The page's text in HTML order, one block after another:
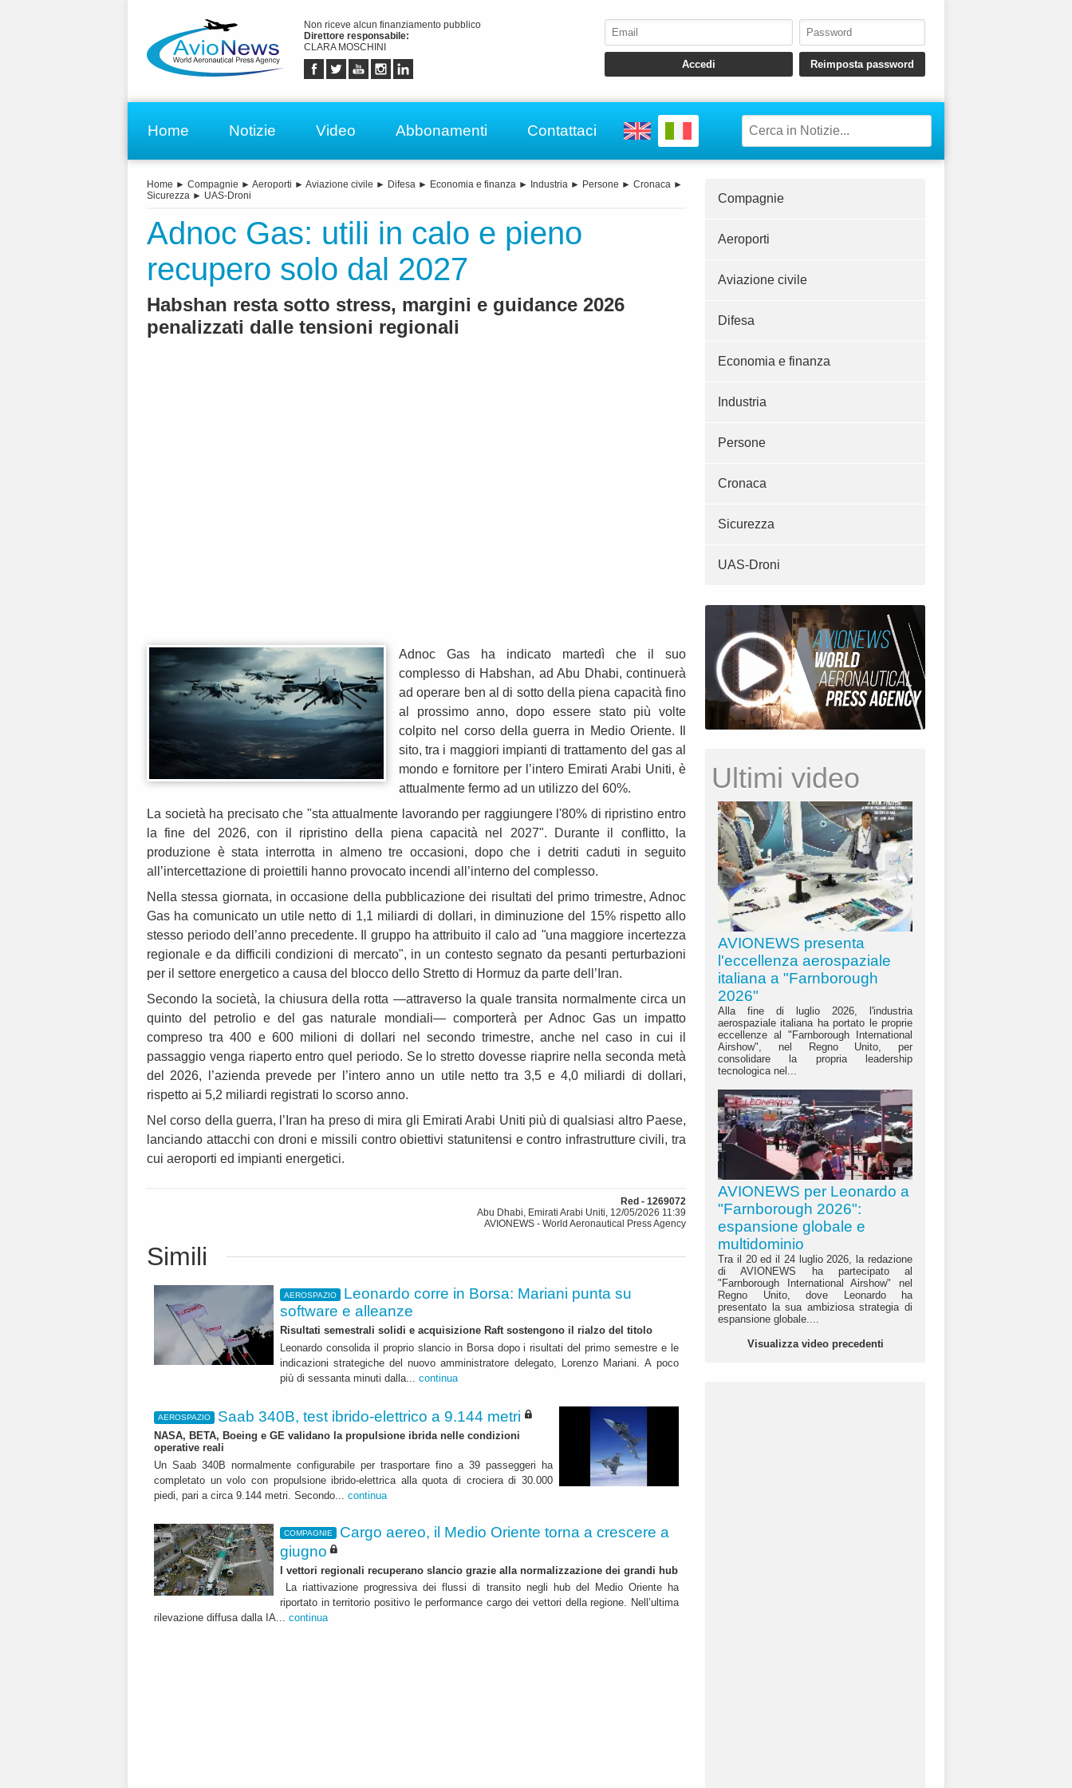
Non riceve alcun finanziamento pubblico
Direttore responsabile:
CLARA MOSCHINI
Home Notizie Video Abbonamenti Contattaci
Home ► Compagnie ► Aeroporti ► Aviazione civile ► Difesa ► Economia e finanza ► Industria ► Persone ► Cronaca ►
Sicurezza ► UAS-Droni
Adnoc Gas: utili in calo e pieno
recupero solo dal 2027
Habshan resta sotto stress, margini e guidance 2026
penalizzati dalle tensioni regionali
Adnoc Gas ha indicato martedì che il suo
complesso di Habshan, ad Abu Dhabi, continuerà
ad operare ben al di sotto della piena capacità fino
al prossimo anno, dopo essere stato più volte
colpito nel corso della guerra in Medio Oriente. Il
sito, tra i maggiori impianti di trattamento del gas al
mondo e fornitore per l’intero Emirati Arabi Uniti, è
attualmente fermo ad un utilizzo del 60%.
La società ha precisato che "sta attualmente lavorando per raggiungere l'80% di ripristino entro
la fine del 2026, con il ripristino della piena capacità nel 2027". Durante il conflitto, la
produzione è stata interrotta in almeno tre occasioni, dopo che i detriti caduti in seguito
all’intercettazione di proiettili hanno provocato incendi all’interno del complesso.
Nella stessa giornata, in occasione della pubblicazione dei risultati del primo trimestre, Adnoc
Gas ha comunicato un utile netto di 1,1 miliardi di dollari, in diminuzione del 15% rispetto allo
stesso periodo dell’anno precedente. Il gruppo ha attribuito il calo ad "una maggiore incertezza
regionale e da difficili condizioni di mercato", in un contesto segnato da pesanti perturbazioni
per il settore energetico a causa del blocco dello Stretto di Hormuz da parte dell’Iran.
Secondo la società, la chiusura della rotta —attraverso la quale transita normalmente circa un
quinto del petrolio e del gas naturale mondiali— comporterà per Adnoc Gas un impatto
compreso tra 400 e 600 milioni di dollari nel secondo trimestre, anche nel caso in cui il
passaggio venga riaperto entro quel periodo. Se lo stretto dovesse riaprire nella seconda metà
del 2026, l’azienda prevede per l’intero anno un utile netto tra 3,5 e 4,0 miliardi di dollari,
rispetto ai 5,2 miliardi registrati lo scorso anno.
Nel corso della guerra, l’Iran ha preso di mira gli Emirati Arabi Uniti più di qualsiasi altro Paese,
lanciando attacchi con droni e missili contro obiettivi statunitensi e contro infrastrutture civili, tra
cui aeroporti ed impianti energetici.
Red - 1269072
Abu Dhabi, Emirati Arabi Uniti, 12/05/2026 11:39
AVIONEWS - World Aeronautical Press Agency
Simili
AEROSPAZIO
Leonardo corre in Borsa: Mariani punta su
software e alleanze
Risultati semestrali solidi e acquisizione Raft sostengono il rialzo del titolo
Leonardo consolida il proprio slancio in Borsa dopo i risultati del primo semestre e le
indicazioni strategiche del nuovo amministratore delegato, Lorenzo Mariani. A poco
più di sessanta minuti dalla... continua
AEROSPAZIO Saab 340B, test ibrido-elettrico a 9.144 metri
NASA, BETA, Boeing e GE validano la propulsione ibrida nelle condizioni
operative reali
Un Saab 340B normalmente configurabile per trasportare fino a 39 passeggeri ha
completato un volo con propulsione ibrido-elettrica alla quota di crociera di 30.000
piedi, pari a circa 9.144 metri. Secondo... continua
COMPAGNIE
Cargo aereo, il Medio Oriente torna a crescere a
giugno
I vettori regionali recuperano slancio grazie alla normalizzazione dei grandi hub
La riattivazione progressiva dei flussi di transito negli hub del Medio Oriente ha
riportato in territorio positivo le performance cargo dei vettori della regione. Nell’ultima
rilevazione diffusa dalla IA... continua
Compagnie
Aeroporti
Aviazione civile
Difesa
Economia e finanza
Industria
Persone
Cronaca
Sicurezza
UAS-Droni
Ultimi video
AVIONEWS presenta
l'eccellenza aerospaziale
italiana a "Farnborough
2026"
Alla fine di luglio 2026, l'industria
aerospaziale italiana ha portato le proprie
eccellenze al "Farnborough International
Airshow", nel Regno Unito, per
consolidare la propria leadership
tecnologica nel...
AVIONEWS per Leonardo a
"Farnborough 2026":
espansione globale e
multidominio
Tra il 20 ed il 24 luglio 2026, la redazione
di AVIONEWS ha partecipato al
"Farnborough International Airshow" nel
Regno Unito, dove Leonardo ha
presentato la sua ambiziosa strategia di
espansione globale....
Visualizza video precedenti